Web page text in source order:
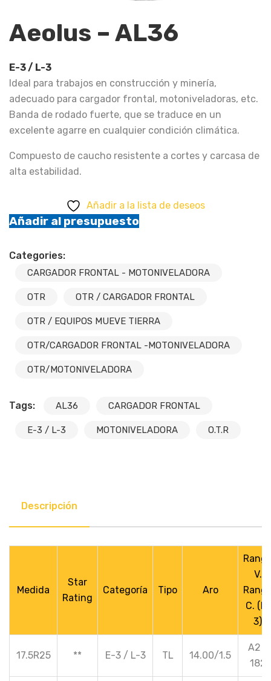
Aeolus – AL36
E-3 / L-3
Ideal para trabajos en construcción y minería,
adecuado para cargador frontal, motoniveladoras, etc.
Banda de rodado fuerte, que se traduce en un
excelente agarre en cualquier condición climática.
Compuesto de caucho resistente a cortes y carcasa de
alta estabilidad.
Añadir a la lista de deseos
Añadir al presupuesto
Categories:
CARGADOR FRONTAL - MOTONIVELADORA
OTR OTR / CARGADOR FRONTAL
OTR / EQUIPOS MUEVE TIERRA
OTR/CARGADOR FRONTAL -MOTONIVELADORA
OTR/MOTONIVELADORA
Tags: AL36 CARGADOR FRONTAL
E-3 / L-3 MOTONIVELADORA O.T.R
Descripción
Medida
Star
Rating
Categoría Tipo Aro
V.
C. (L-
3)
17.5R25 ** E-3 / L-3 TL 14.00/1.5
A2 /
182